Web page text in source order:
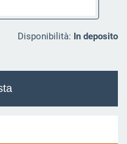
Disponibilità: In deposito